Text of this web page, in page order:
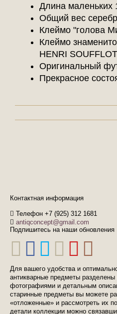
Длина маленьких
Общий вес
Клеймо "голова
Клеймо
HENRI
Оригинальный
Прекрасное
Контактная информация
Телефон +7 (925) 312 1681
antiqconcept@gmail.com
Подпишитесь на наши обновления
Для вашего удобства и
антикварные предметы разделены
фотографиями и детальным
старинные предметы вы можете
«отложенные» и рассмотреть их
детали коллекции можно